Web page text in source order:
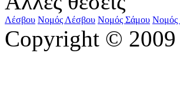
Λέσβου Νομός Λέσβου Νομός Σάμου Νομός
Copyright © 2009